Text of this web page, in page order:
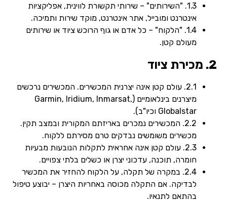
1.3. "השירותים" – שירותי תקשורת לווינית, אפליקציות
אינטרנט ומובייל, אתר אינטרנט, מוקד שירות ותמיכה.
1.4. "הלקוח" – כל אדם או גוף הרוכש ציוד או שירותים
מעולם קטן.
2. מכירת ציוד
2.1. עולם קטן אינה יצרנית המכשירים. המכשירים נרכשים
מיצרנים בינלאומיים (Garmin, Iridium, Inmarsat,
Globalstar וכיו"ב).
2.2. המכשירים נמכרים באריזתם המקורית ובמצב תקין.
מכשירים משומשים נבדקים טרם מסירתם ללקוח.
2.3. עולם קטן אינה אחראית לתקלות הנובעות מבעיות
חומרה, תוכנה, עדכוני יצרן או כשלים בלתי צפויים.
2.4. במקרה של תקלה, על הלקוח להחזיר את המכשיר
לבדיקה. אם התקלה מכוסה באחריות היצרן – יבוצע טיפול
בהתאם לתנאיו.